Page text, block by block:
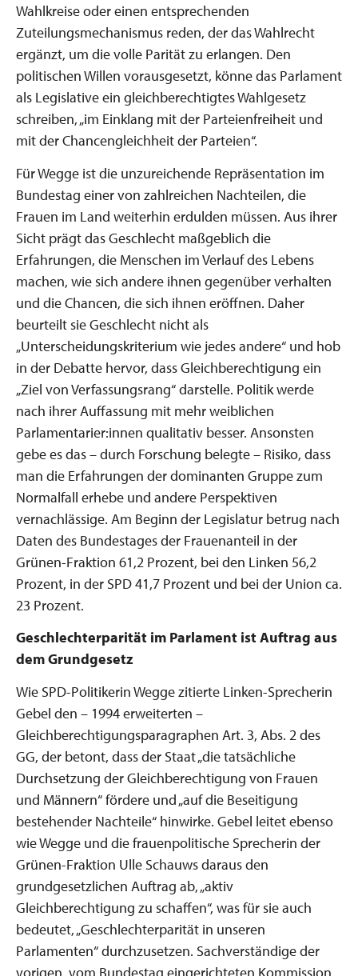
Wahlkreise oder einen entsprechenden
Zuteilungsmechanismus reden, der das Wahlrecht
ergänzt, um die volle Parität zu erlangen. Den
politischen Willen vorausgesetzt, könne das Parlament
als Legislative ein gleichberechtigtes Wahlgesetz
schreiben, „im Einklang mit der Parteienfreiheit und
mit der Chancengleichheit der Parteien“.
Für Wegge ist die unzureichende Repräsentation im
Bundestag einer von zahlreichen Nachteilen, die
Frauen im Land weiterhin erdulden müssen. Aus ihrer
Sicht prägt das Geschlecht maßgeblich die
Erfahrungen, die Menschen im Verlauf des Lebens
machen, wie sich andere ihnen gegenüber verhalten
und die Chancen, die sich ihnen eröffnen. Daher
beurteilt sie Geschlecht nicht als
„Unterscheidungskriterium wie jedes andere“ und hob
in der Debatte hervor, dass Gleichberechtigung ein
„Ziel von Verfassungsrang“ darstelle. Politik werde
nach ihrer Auffassung mit mehr weiblichen
Parlamentarier:innen qualitativ besser. Ansonsten
gebe es das – durch Forschung belegte – Risiko, dass
man die Erfahrungen der dominanten Gruppe zum
Normalfall erhebe und andere Perspektiven
vernachlässige. Am Beginn der Legislatur betrug nach
Daten des Bundestages der Frauenanteil in der
Grünen-Fraktion 61,2 Prozent, bei den Linken 56,2
Prozent, in der SPD 41,7 Prozent und bei der Union ca.
23 Prozent.
Geschlechterparität im Parlament ist Auftrag aus
dem Grundgesetz
Wie SPD-Politikerin Wegge zitierte Linken-Sprecherin
Gebel den – 1994 erweiterten –
Gleichberechtigungsparagraphen Art. 3, Abs. 2 des
GG, der betont, dass der Staat „die tatsächliche
Durchsetzung der Gleichberechtigung von Frauen
und Männern“ fördere und „auf die Beseitigung
bestehender Nachteile“ hinwirke. Gebel leitet ebenso
wie Wegge und die frauenpolitische Sprecherin der
Grünen-Fraktion Ulle Schauws daraus den
grundgesetzlichen Auftrag ab, „aktiv
Gleichberechtigung zu schaffen“, was für sie auch
bedeutet, „Geschlechterparität in unseren
Parlamenten“ durchzusetzen. Sachverständige der
vorigen, vom Bundestag eingerichteten Kommission